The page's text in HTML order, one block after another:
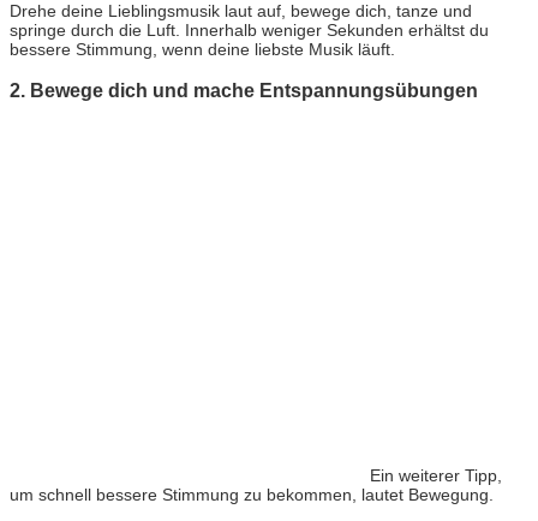
Drehe deine Lieblingsmusik laut auf, bewege dich, tanze und
springe durch die Luft. Innerhalb weniger Sekunden erhältst du
bessere Stimmung, wenn deine liebste Musik läuft.
2. Bewege dich und mache Entspannungsübungen
Ein weiterer Tipp,
um schnell bessere Stimmung zu bekommen, lautet Bewegung.